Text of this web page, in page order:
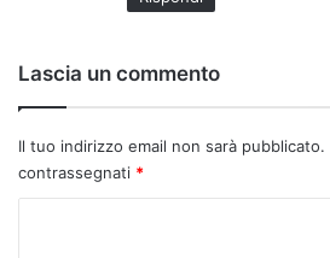
:
Lascia un commento
Il tuo indirizzo email non sarà pubblicato.
contrassegnati *